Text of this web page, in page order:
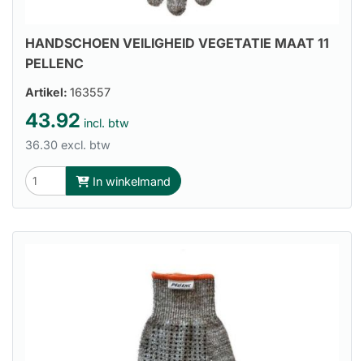
HANDSCHOEN VEILIGHEID VEGETATIE MAAT 11
PELLENC
Artikel: 163557
43.92 incl. btw
36.30 excl. btw
In winkelmand